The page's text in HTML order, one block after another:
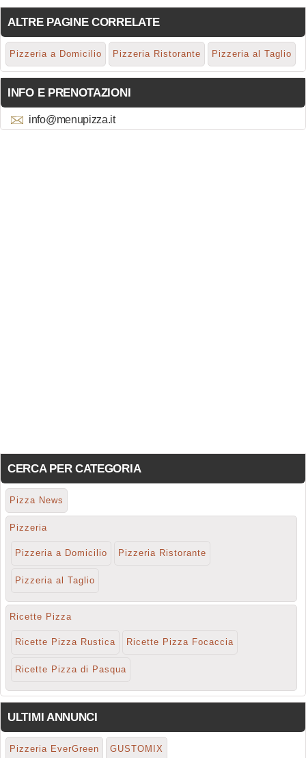
ALTRE PAGINE CORRELATE
Pizzeria a Domicilio Pizzeria Ristorante Pizzeria al Taglio
INFO E PRENOTAZIONI
info@menupizza.it
CERCA PER CATEGORIA
Pizza News
Pizzeria
Pizzeria a Domicilio Pizzeria Ristorante
Pizzeria al Taglio
Ricette Pizza
Ricette Pizza Rustica Ricette Pizza Focaccia
Ricette Pizza di Pasqua
ULTIMI ANNUNCI
Pizzeria EverGreen GUSTOMIX